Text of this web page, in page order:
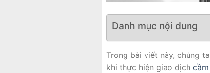
Danh mục nội dung
Trong bài viết này, chúng
khi thực hiện giao dịch